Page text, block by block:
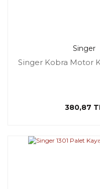
Singer
Singer Kobra Motor
380,87